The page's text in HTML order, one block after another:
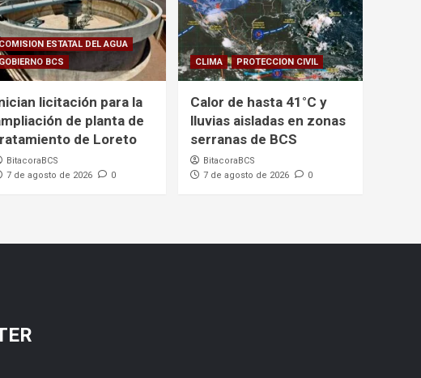
COMISION ESTATAL DEL AGUA
GOBIERNO BCS
licitación para la
de planta de
de Loreto
BitacoraBCS
7 de agosto de 2026
0
CLIMA PROTECCION CIVIL
Calor de hasta 41°C y
lluvias aisladas en zonas
serranas de BCS
BitacoraBCS
7 de agosto de 2026
0